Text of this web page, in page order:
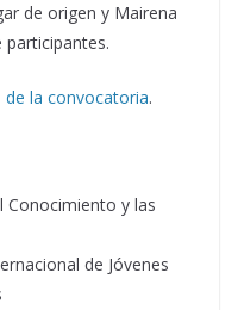
de origen y Mairena
de la convocatoria.
Conocimiento y las
de Jóvenes